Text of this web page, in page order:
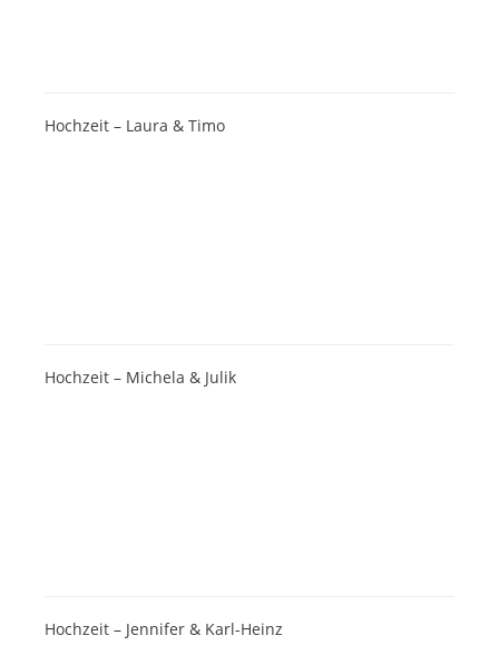
Hochzeit – Laura & Timo
Hochzeit – Michela & Julik
Hochzeit – Jennifer & Karl-Heinz